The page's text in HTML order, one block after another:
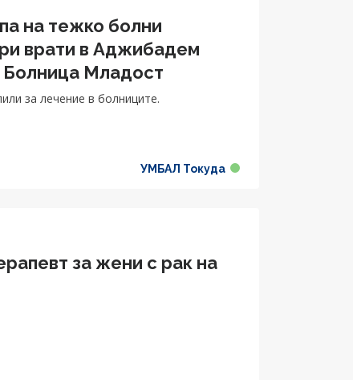
на тежко болни
врати в Аджибадем
Болница Младост
за лечение в болниците.
УМБАЛ Токуда
за жени с рак на